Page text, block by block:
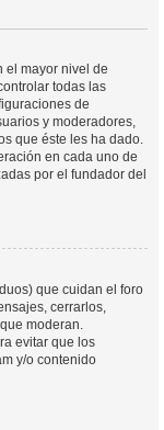
el mayor nivel de
todas las
de
y moderadores,
que éste les ha dado.
en cada uno de
por el fundador del
que cuidan el foro
cerrarlos,
moderan.
evitar que los
y/o contenido